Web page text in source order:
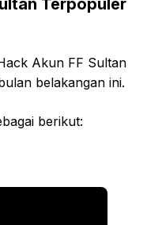
Terpopuler
Akun FF Sultan
belakangan ini.
berikut: